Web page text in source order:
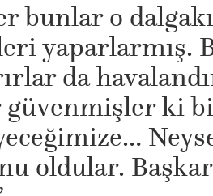
bunlar o
yaparlarmış.
da
güvenmişler ki
oldular.